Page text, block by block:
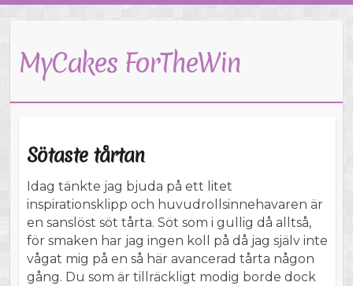
MyCakes ForTheWin
Sötaste tårtan
Idag tänkte jag bjuda på ett litet
inspirationsklipp och huvudrollsinnehavaren är
en sanslöst söt tårta. Söt som i gullig då alltså,
för smaken har jag ingen koll på då jag själv inte
vågat mig på en så här avancerad tårta någon
gång. Du som är tillräckligt modig borde dock